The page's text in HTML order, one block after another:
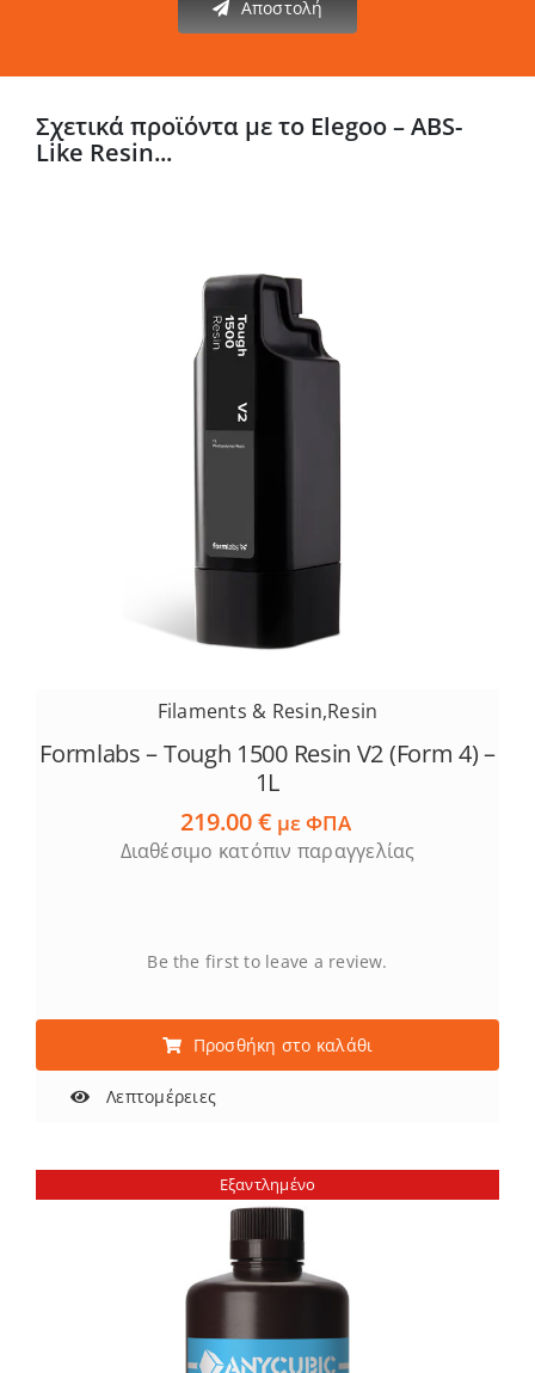
Αποστολή
Σχετικά προϊόντα με το Elegoo – ABS-
Like Resin...
Filaments & Resin,Resin
Formlabs – Tough 1500 Resin V2 (Form 4) –
1L
219.00€ με ΦΠΑ
Διαθέσιμο κατόπιν παραγγελίας
Be the first to leave a review.
Προσθήκη στο καλάθι
Λεπτομέρειες
Εξαντλημένο